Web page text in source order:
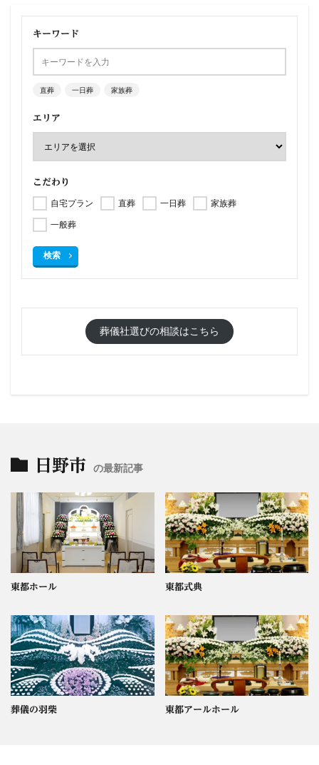
キーワード
直葬 一日葬 家族葬
エリア
こだわり
自宅プラン 直葬 一日葬
家族葬
一般葬
検索
葬儀社選びの相談はこちら
日野市 の最新記事
東都ホール 東都式典
葬儀の羽柴 東都アールホール